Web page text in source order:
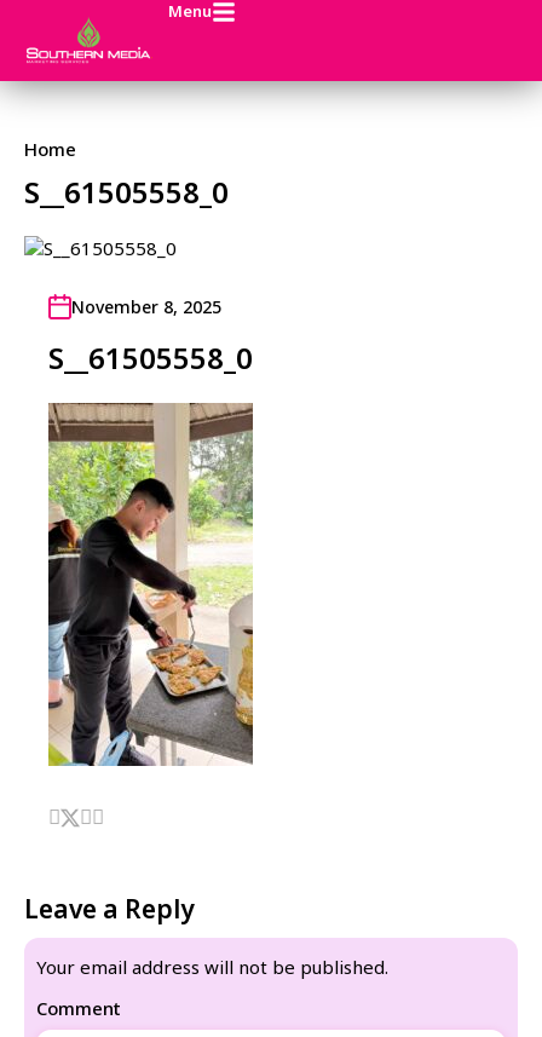
Menu
Home
S__61505558_0
November 8, 2025
S__61505558_0
Leave a Reply
Your email address will not be published.
Comment